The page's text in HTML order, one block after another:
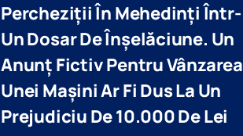
Percheziții În Mehedinți Într-
Un Dosar De Înșelăciune. Un
Anunț Fictiv Pentru Vânzarea
Unei Mașini Ar Fi Dus La Un
Prejudiciu De 10.000 De Lei